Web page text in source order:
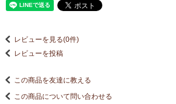
レビューを見る(0件)
レビューを投稿
この商品を友達に教える
この商品について問い合わせる